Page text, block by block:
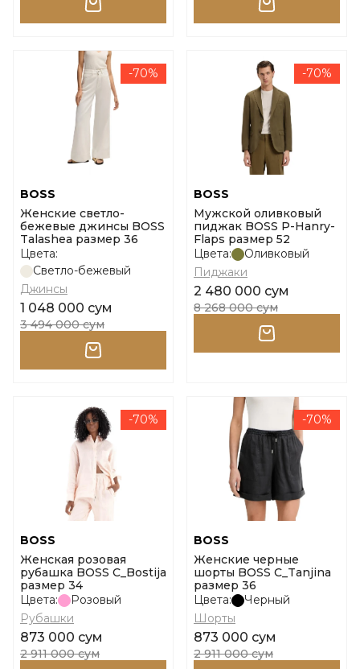
-70%
BOSS
Женские светло-
бежевые джинсы BOSS
Talashea размер 36
Цвета:
Светло-бежевый
Джинсы
1 048 000 сум
3 494 000 сум
-70%
BOSS
Мужской оливковый
пиджак BOSS P-Hanry-
Flaps размер 52
Цвета:
Оливковый
Пиджаки
2 480 000 сум
8 268 000 сум
-70%
BOSS
Женская розовая
рубашка BOSS C_Bostija
размер 34
Цвета:
Розовый
Рубашки
873 000 сум
2 911 000 сум
-70%
BOSS
Женские черные
шорты BOSS C_Tanjina
размер 36
Цвета:
Черный
Шорты
873 000 сум
2 911 000 сум